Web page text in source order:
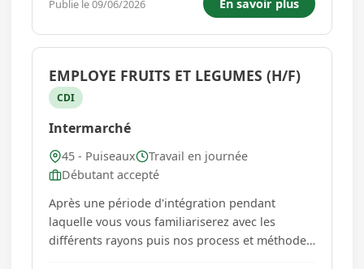
de 1 an. Les missions principales seront : -
Eliminer les produits périmés ...
Publie le 09/06/2026 En savoir plus
EMPLOYE FRUITS ET LEGUMES (H/F)
CDI
Intermarché
45 - Puiseaux
Travail en journée
Débutant accepté
Après une période d'intégration pendant
laquelle vous vous familiariserez avec les
différents rayons puis nos process et méthodes